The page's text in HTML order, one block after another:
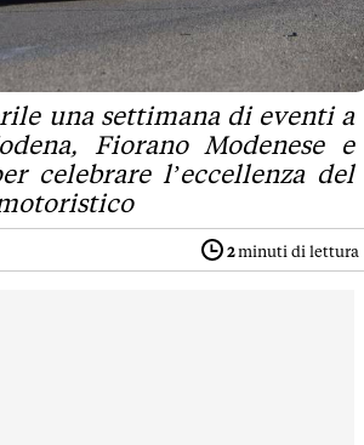
una settimana di eventi a
Fiorano Modenese e
celebrare l’eccellenza del
2minuti di lettura